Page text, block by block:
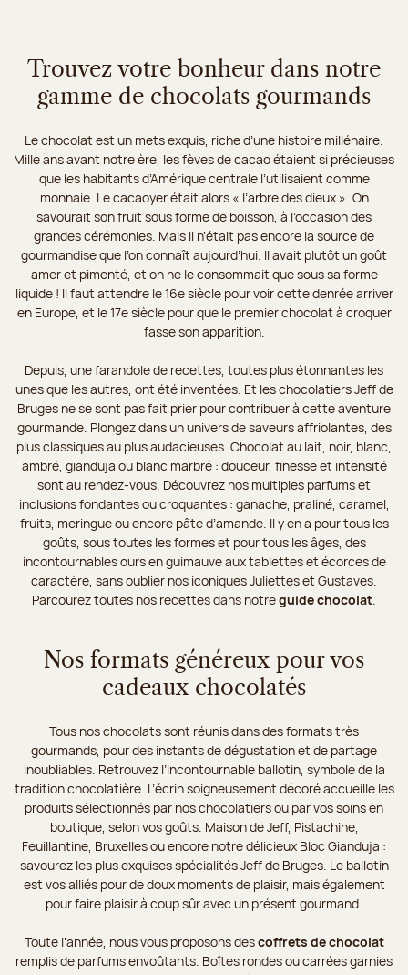
Trouvez votre bonheur dans notre
gamme de chocolats gourmands
Le chocolat est un mets exquis, riche d’une histoire millénaire.
Mille ans avant notre ère, les fèves de cacao étaient si précieuses
que les habitants d’Amérique centrale l’utilisaient comme
monnaie. Le cacaoyer était alors « l’arbre des dieux ». On
savourait son fruit sous forme de boisson, à l’occasion des
grandes cérémonies. Mais il n’était pas encore la source de
gourmandise que l’on connaît aujourd’hui. Il avait plutôt un goût
amer et pimenté, et on ne le consommait que sous sa forme
liquide ! Il faut attendre le 16e siècle pour voir cette denrée arriver
en Europe, et le 17e siècle pour que le premier chocolat à croquer
fasse son apparition.
Depuis, une farandole de recettes, toutes plus étonnantes les
unes que les autres, ont été inventées. Et les chocolatiers Jeff de
Bruges ne se sont pas fait prier pour contribuer à cette aventure
gourmande. Plongez dans un univers de saveurs affriolantes, des
plus classiques au plus audacieuses. Chocolat au lait, noir, blanc,
ambré, gianduja ou blanc marbré : douceur, finesse et intensité
sont au rendez-vous. Découvrez nos multiples parfums et
inclusions fondantes ou croquantes : ganache, praliné, caramel,
fruits, meringue ou encore pâte d’amande. Il y en a pour tous les
goûts, sous toutes les formes et pour tous les âges, des
incontournables ours en guimauve aux tablettes et écorces de
caractère, sans oublier nos iconiques Juliettes et Gustaves.
Parcourez toutes nos recettes dans notreguide chocolat
Nos formats généreux pour vos
cadeaux chocolatés
Tous nos chocolats sont réunis dans des formats très
gourmands, pour des instants de dégustation et de partage
inoubliables. Retrouvez l’incontournable ballotin, symbole de la
tradition chocolatière. L’écrin soigneusement décoré accueille les
produits sélectionnés par nos chocolatiers ou par vos soins en
boutique, selon vos goûts. Maison de Jeff, Pistachine,
Feuillantine, Bruxelles ou encore notre délicieux Bloc Gianduja :
savourez les plus exquises spécialités Jeff de Bruges. Le ballotin
est vos alliés pour de doux moments de plaisir, mais également
pour faire plaisir à coup sûr avec un présent gourmand.
Toute l’année, nous vous proposons descoffrets de chocolat
remplis de parfums envoûtants. Boîtes rondes ou carrées garnies